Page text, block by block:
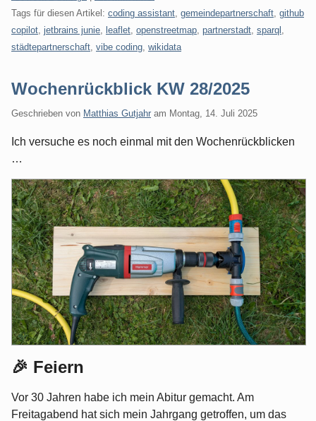
Tags für diesen Artikel: coding assistant gemeindepartnerschaft github
copilot jetbrains junie leaflet openstreetmap partnerstadt sparql
städtepartnerschaft vibe coding wikidata
Wochenrückblick KW 28/2025
Geschrieben von Matthias Gutjahr am Montag, 14. Juli 2025
Ich versuche es noch einmal mit den Wochenrückblicken
…
🎉 Feiern
Vor 30 Jahren habe ich mein Abitur gemacht. Am
Freitagabend hat sich mein Jahrgang getroffen, um das